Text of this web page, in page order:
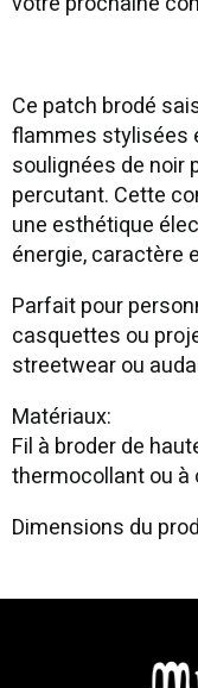
Ce patch brodé
flammes stylisées
soulignées de noir
percutant. Cette
une esthétique
énergie, caractère
Parfait pour
casquettes ou
streetwear ou
Matériaux:
Fil à broder de
thermocollant ou
Dimensions du